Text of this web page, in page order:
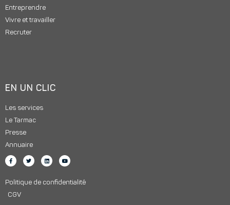
Entreprendre
Vivre et travailler
Recruter
EN UN CLIC
Les services
Le Tarmac
Presse
Annuaire
Politique de confidentialité
CGV